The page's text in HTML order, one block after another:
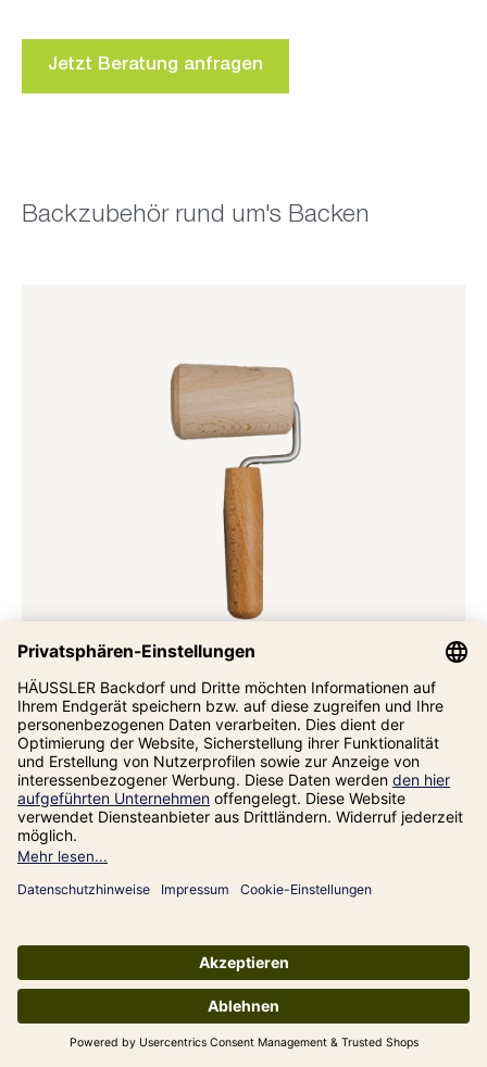
Brot & Gebäck
Grillen von Fleisch & Gemüse
Kochen in Pfannen & Töpfen
Jetzt Beratung anfragen
Backzubehör rund um's Backen
Backblechrolle aus Buchenholz - 15x7,5cm
5,50 €*